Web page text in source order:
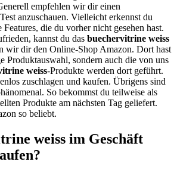
empfehlen wir dir einen
anzuschauen. Vielleicht erkennst du
die du vorher nicht gesehen hast.
kannst du das buechervitrine weiss
wir dir den Online-Shop Amazon. Dort hast
Produktauswahl, sondern auch die von uns
weiss-Produkte werden dort geführt.
zuschlagen und kaufen. Übrigens sind
So bekommst du teilweise als
Produkte am nächsten Tag geliefert.
so beliebt.
weiss im Geschäft